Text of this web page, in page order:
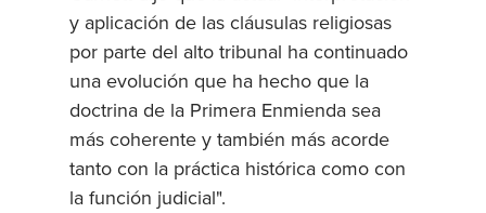
y aplicación de las cláusulas religiosas
por parte del alto tribunal ha continuado
una evolución que ha hecho que la
doctrina de la Primera Enmienda sea
más coherente y también más acorde
tanto con la práctica histórica como con
la función judicial".